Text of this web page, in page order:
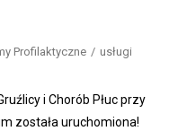
Profilaktyczne / usługi
i Chorób Płuc przy
została uruchomiona!